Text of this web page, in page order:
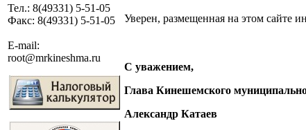
Тел.: 8(49331) 5-51-05
Факс: 8(49331) 5-51-05
E-mail:
root@mrkineshma.ru
Уверен, размещенная на этом сайте
С уважением,
Глава Кинешемского
Александр Катаев